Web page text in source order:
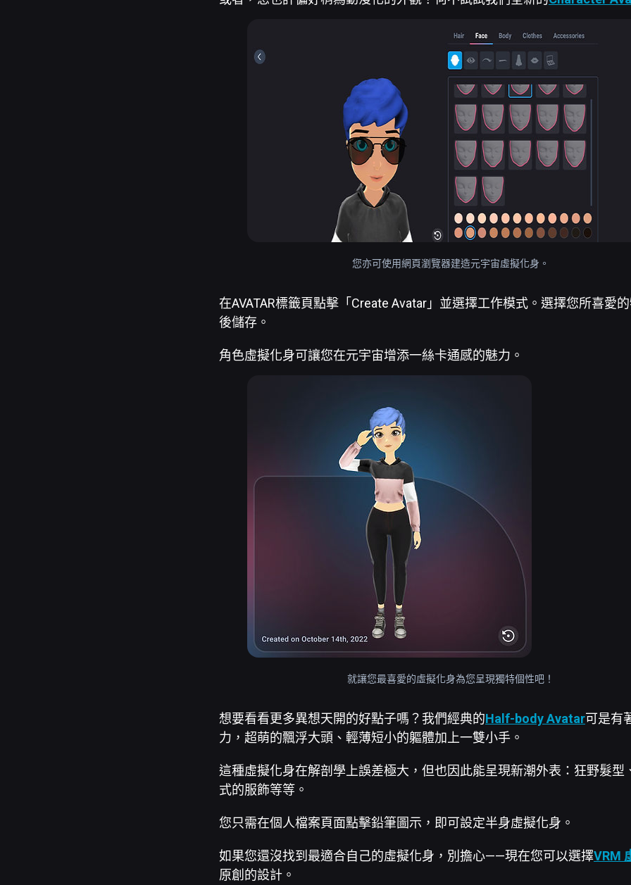
您亦可使用網頁瀏覽器建造元宇宙虛擬化身。
在AVATAR標籤頁點擊「Create Avatar」並選擇工作模式。選擇您所喜愛
後儲存。
角色虛擬化身可讓您在元宇宙增添一絲卡通感的魅力。
就讓您最喜愛的虛擬化身為您呈現獨特個性吧！
想要看看更多異想天開的好點子嗎？我們經典的Half-body Avatar可是有
力，超萌的飄浮大頭、輕薄短小的軀體加上一雙小手。
這種虛擬化身在解剖學上誤差極大，但也因此能呈現新潮外表：狂野髮型
式的服飾等等。
您只需在個人檔案頁面點擊鉛筆圖示，即可設定半身虛擬化身。
如果您還沒找到最適合自己的虛擬化身，別擔心——現在您可以選擇VRM
原創的設計。